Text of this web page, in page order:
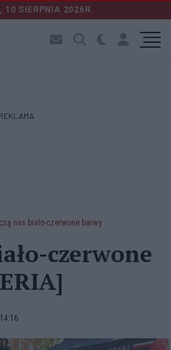
10 SIERPNIA 2026R.
nas biało-czerwone barwy
czerwone